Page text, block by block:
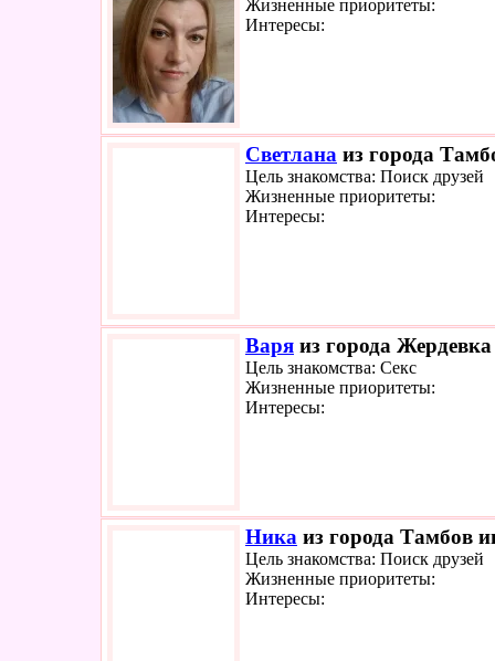
Жизненные приоритеты:
Интересы:
Светлана из города
Цель знакомства: Поиск друзей
Жизненные приоритеты:
Интересы:
Варя из города
Цель знакомства: Секс
Жизненные приоритеты:
Интересы:
Ника из города Тамбов
Цель знакомства: Поиск друзей
Жизненные приоритеты:
Интересы: